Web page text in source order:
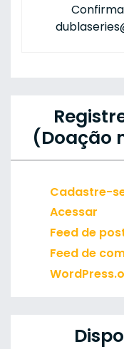
(Doação
Cadastre-
Acessar
Feed de
Feed de